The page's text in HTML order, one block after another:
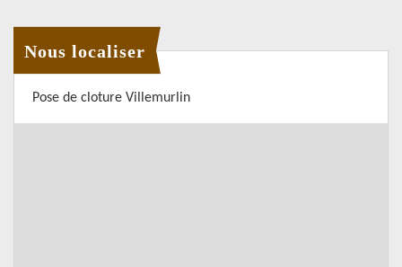
Nous localiser
Pose de cloture Villemurlin